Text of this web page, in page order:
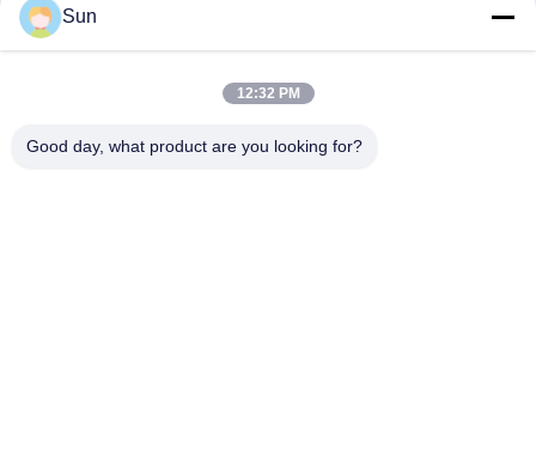
Sun
12:32 PM
Good day, what product are you looking for?